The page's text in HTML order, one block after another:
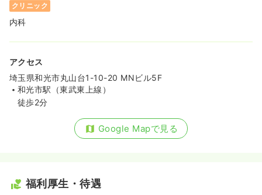
クリニック
内科
アクセス
埼玉県和光市丸山台1-10-20 MNビル5F
和光市駅（東武東上線）
徒歩2分
Google Mapで見る
福利厚生・待遇